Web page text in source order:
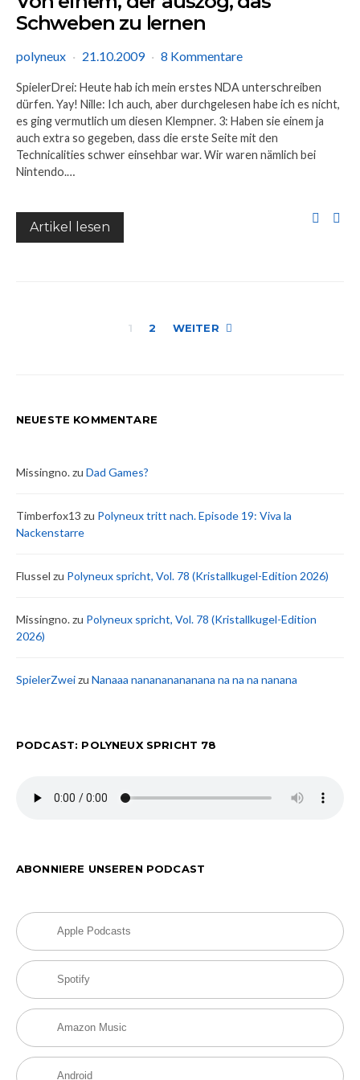
Schweben zu lernen
polyneux 21.10.2009 8 Kommentare
SpielerDrei: Heute hab ich mein erstes NDA unterschreiben
dürfen. Yay! Nille: Ich auch, aber durchgelesen habe ich es nicht,
es ging vermutlich um diesen Klempner. 3: Haben sie einem ja
auch extra so gegeben, dass die erste Seite mit den
Technicalities schwer einsehbar war. Wir waren nämlich bei
Nintendo.…
Artikel lesen
1 2 WEITER
NEUESTE KOMMENTARE
Missingno.zu Dad Games?
Timberfox13 zu Polyneux tritt nach. Episode 19: Viva la
Nackenstarre
Flussel zu Polyneux spricht, Vol. 78 (Kristallkugel-Edition 2026)
Missingno.zu Polyneux spricht, Vol. 78 (Kristallkugel-Edition
2026)
SpielerZweizu Nanaaa nanananananana na na na nanana
PODCAST: POLYNEUX SPRICHT 78
ABONNIERE UNSEREN PODCAST
Apple Podcasts
Spotify
Amazon Music
Android